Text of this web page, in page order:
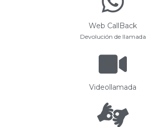
Web CallBack
Devolución de llamada
Videollamada